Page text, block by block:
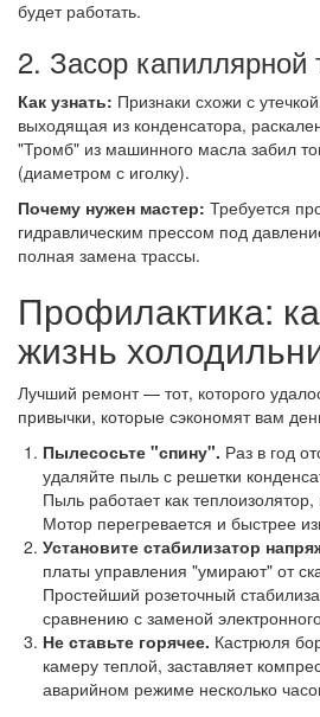
будет работать.
2. Засор капиллярной
Как узнать: Признаки схожи с
выходящая из конденсатора,
"Тромб" из машинного масла забил
(диаметром с иголку).
Почему нужен мастер: Требуется
гидравлическим прессом под
полная замена трассы.
Профилактика:
жизнь
Лучший ремонт — тот, которого
привычки, которые сэкономят вам
Пылесосьте "спину". Раз в год
удаляйте пыль с решетки
Пыль работает как
Мотор перегревается и быстрее
Установите стабилизатор
платы управления "умирают" от
Простейший розеточный
сравнению с заменой
Не ставьте горячее. Кастрюля
камеру теплой, заставляет
аварийном режиме несколько